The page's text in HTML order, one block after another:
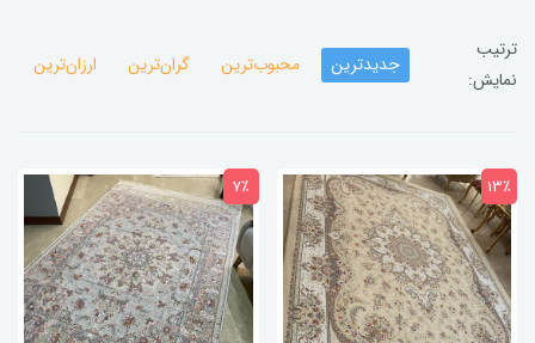
ترتیب
نمایش:
جدیدترین محبوب‌ترین گران‌ترین ارزان‌ترین
13٪ 7٪